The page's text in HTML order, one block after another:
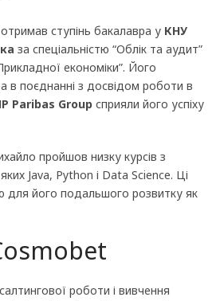
ступінь бакалавра у КНУ
за спеціальністю “Облік та аудит”
економіки”. Його
в поєднанні з досвідом роботи в
Paribas Group сприяли його успіху
пройшов низку курсів з
Java, Python і Data Science. Ці
для його подальшого розвитку як
роботи і вивчення